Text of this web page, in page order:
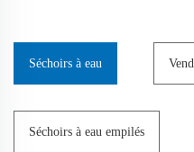
Séchoirs à eau
Séchoirs à eau empilés